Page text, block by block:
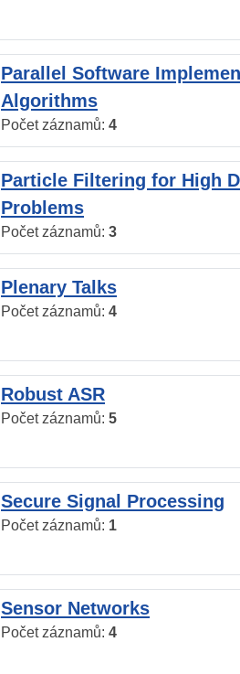
Parallel Software
Algorithms
Počet záznamů: 4
Particle Filtering for High
Problems
Počet záznamů: 3
Plenary Talks
Počet záznamů: 4
Robust ASR
Počet záznamů: 5
Secure Signal Processing
Počet záznamů: 1
Sensor Networks
Počet záznamů: 4